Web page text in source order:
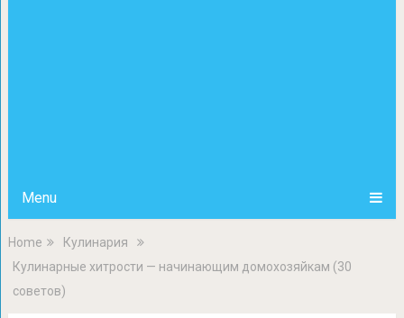
Menu
Home
Кулинария
Кулинарные хитрости — начинающим домохозяйкам (30
советов)